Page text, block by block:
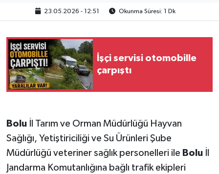
23.05.2026 - 12:51 Okunma Süresi: 1 Dk
İşçi servisi otomobille
çarpıştı
Boluİl Tarım ve Orman Müdürlüğü Hayvan
Sağlığı, Yetiştiriciliği ve Su Ürünleri Şube
Müdürlüğü veteriner sağlık personelleri ile Boluİl
Jandarma Komutanlığına bağlı trafik ekipleri